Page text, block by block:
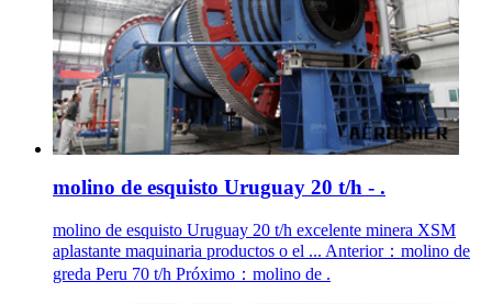
molino de esquisto Uruguay 20 t/h - .
molino de esquisto Uruguay 20 t/h excelente minera XSM
aplastante maquinaria productos o el ... Anterior：molino de
greda Peru 70 t/h Próximo：molino de .